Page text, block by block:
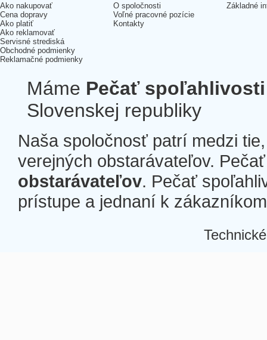
Ako nakupovať
Cena dopravy
Ako platiť
Ako reklamovať
Servisné strediská
Obchodné podmienky
Reklamačné podmienky
O spoločnosti
Voľné pracovné pozície
Kontakty
Základné
Máme Pečať spoľahlivosti
Slovenskej republiky
Naša spoločnosť patrí medzi
verejných obstarávateľov.
obstarávateľov. Pečať
prístupe a jednaní k